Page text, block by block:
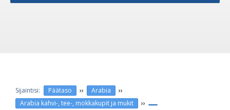
Päätaso ›› Arabia ››
Arabia kahvi-, tee-, mokkakupit ja mukit ››